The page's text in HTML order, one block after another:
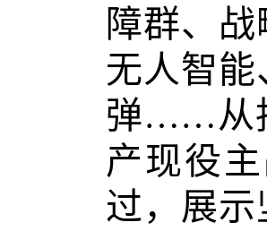
障群、
无人智
弹……从
产现役
过，展